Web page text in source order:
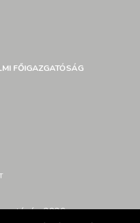
FŐIGAZGATÓSÁG
2026 –